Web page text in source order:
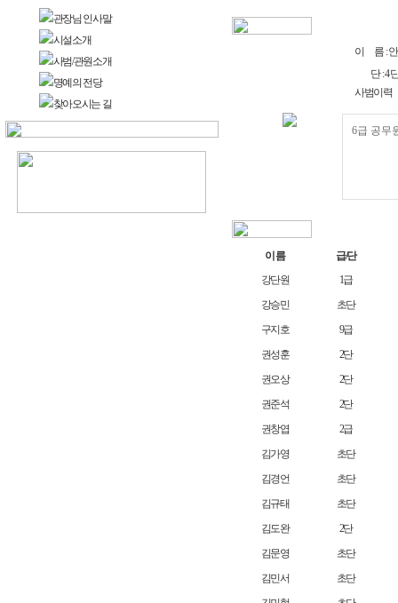
관장님 인사말
시설소개
사범/관원소개
명예의 전당
찾아오시는 길
이 름 :
단 : 4
사범이력
이 름
급/단
강단원
1급
강승민
초단
구지호
9급
권성훈
2단
권오상
2단
권준석
2단
권창엽
2급
김가영
초단
김경언
초단
김규태
초단
김도완
2단
김문영
초단
김민서
초단